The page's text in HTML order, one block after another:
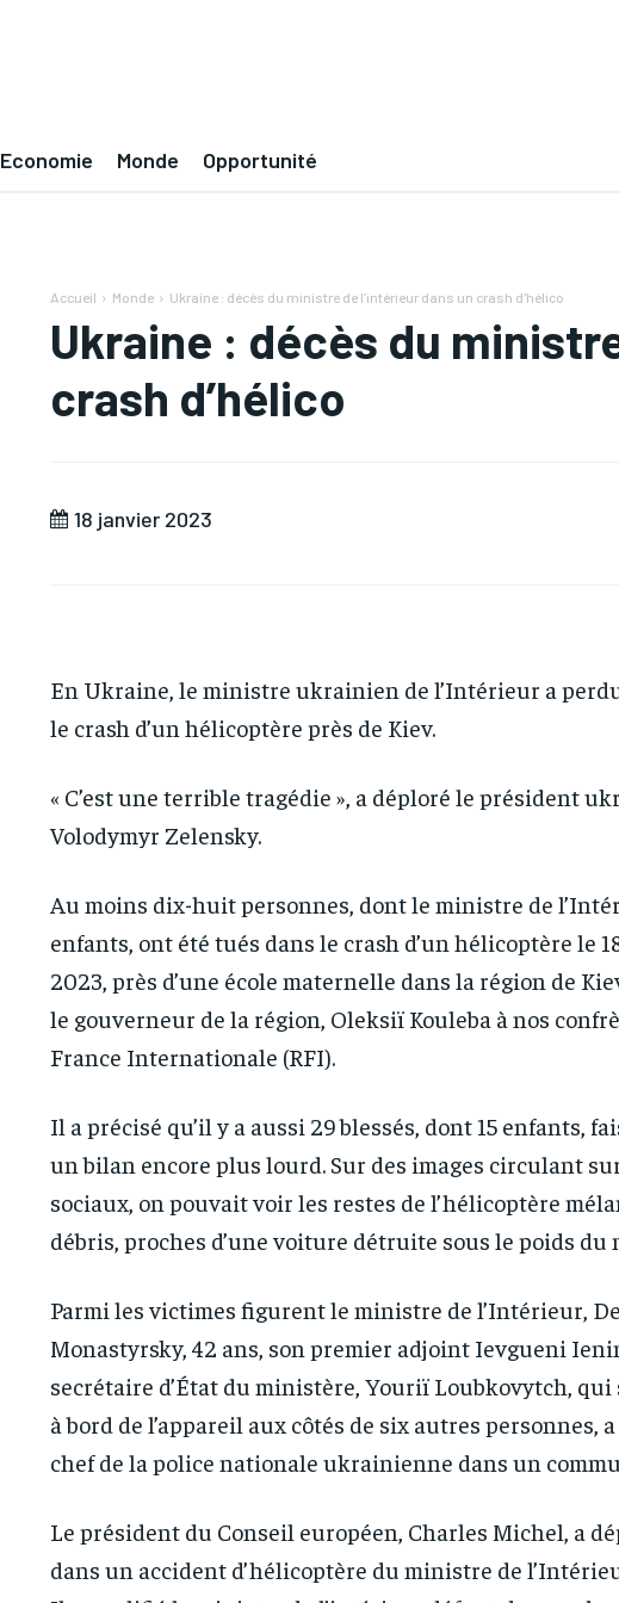
Economie Monde Opportunité
Accueil Monde Ukraine : décès du ministre de l’intérieur dans un crash d'hélico
Ukraine : décès du
crash d’hélico
18 janvier 2023
En Ukraine, le ministre ukrainien de l’Intérieur a
le crash d’un hélicoptère près de Kiev.
« C’est une terrible tragédie », a déploré le président
Volodymyr Zelensky.
Au moins dix-huit personnes, dont le ministre de
enfants, ont été tués dans le crash d’un hélicoptère le
2023, près d’une école maternelle dans la région de
le gouverneur de la région, Oleksiï Kouleba à nos
France Internationale (RFI).
Il a précisé qu’il y a aussi 29 blessés, dont 15 enfants,
un bilan encore plus lourd. Sur des images circulant
sociaux, on pouvait voir les restes de l’hélicoptère
débris, proches d’une voiture détruite sous le poids du
Parmi les victimes figurent le ministre de l’Intérieur,
Monastyrsky, 42 ans, son premier adjoint Ievgueni
secrétaire d’État du ministère, Youriï Loubkovytch,
à bord de l’appareil aux côtés de six autres personnes,
chef de la police nationale ukrainienne dans un
Le président du Conseil européen, Charles Michel, a
dans un accident d’hélicoptère du ministre de